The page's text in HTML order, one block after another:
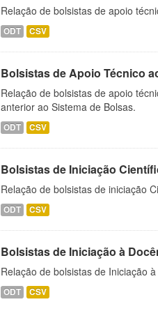
Relação de bolsistas de apoio
ODT CSV
Bolsistas de Apoio Técnico
Relação de bolsistas de apoio
anterior ao Sistema de Bolsas.
ODT CSV
Bolsistas de Iniciação
Relação de bolsistas de iniciação
ODT CSV
Bolsistas de Iniciação à
Relação de bolsistas de Iniciação
ODT CSV